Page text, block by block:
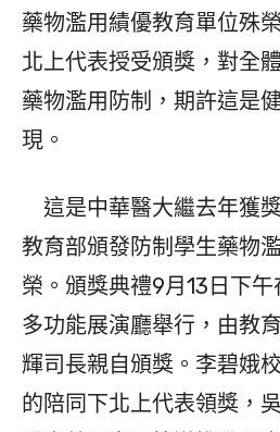
藥物濫用績優教育單位殊
北上代表授受頒獎，對全
藥物濫用防制，期許這是
現。
這是中華醫大繼去年獲
教育部頒發防制學生藥物
榮。頒獎典禮9月13日下
多功能展演廳舉行，由教
輝司長親自頒獎。李碧娥
的陪同下北上代表領獎，